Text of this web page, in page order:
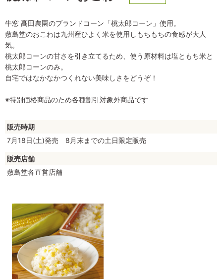
牛窓 髙田農園のブランドコーン「桃太郎コーン」使用。
敷島堂のおこわは九州産ひよく米を使用しもちもちの食感が大人
気。
桃太郎コーンの甘さを引き立てるため、使う原材料は塩ともち米と
桃太郎コーンのみ。
自宅ではなかなかつくれない美味しさをどうぞ！
※特別価格商品のため各種割引対象外商品です
販売時期
7月18日(土)発売 8月末までの土日限定販売
販売店舗
敷島堂各直営店舗